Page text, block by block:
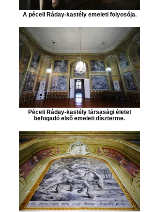
A péceli Ráday-kastély emeleti folyosója.
Péceli Ráday-kastély társasági életet
befogadó első emeleti díszterme.